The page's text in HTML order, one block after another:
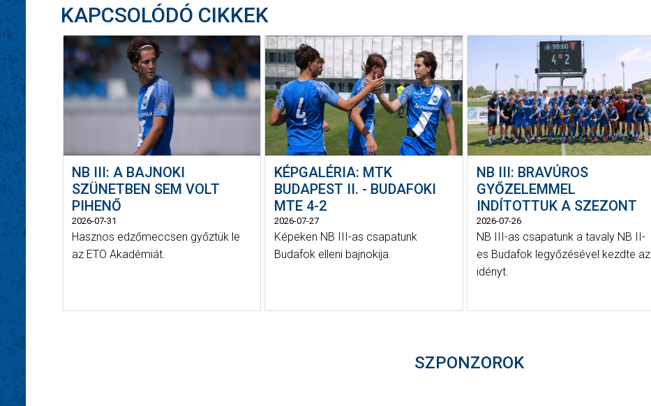
KAPCSOLÓDÓ CIKKEK
NB III: A BAJNOKI
SZÜNETBEN SEM VOLT
PIHENŐ
2026-07-31
Hasznos edzőmeccsen győztük le
az ETO Akadémiát.
KÉPGALÉRIA: MTK
BUDAPEST II. - BUDAFOKI
MTE 4-2
2026-07-27
Képeken NB III-as csapatunk
Budafok elleni bajnokija.
NB III: BRAVÚROS
GYŐZELEMMEL
INDÍTOTTUK A SZEZONT
2026-07-26
NB III-as csapatunk a tavaly NB II-
es Budafok legyőzésével kezdte az
idényt.
SZPONZOROK